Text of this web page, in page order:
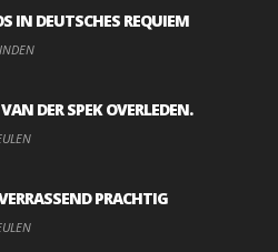
IN DEUTSCHES REQUIEM
DER SPEK OVERLEDEN.
PRACHTIG